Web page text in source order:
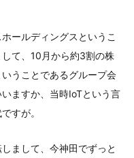
ールディングスというこ
て、10月から約3割の株
うことであるグループ会
ますか、当時IoTという言
すが。
まして、今神田でずっと